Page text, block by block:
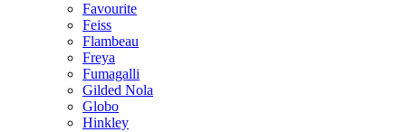
Favourite
Feiss
Flambeau
Freya
Fumagalli
Gilded Nola
Globo
Hinkley